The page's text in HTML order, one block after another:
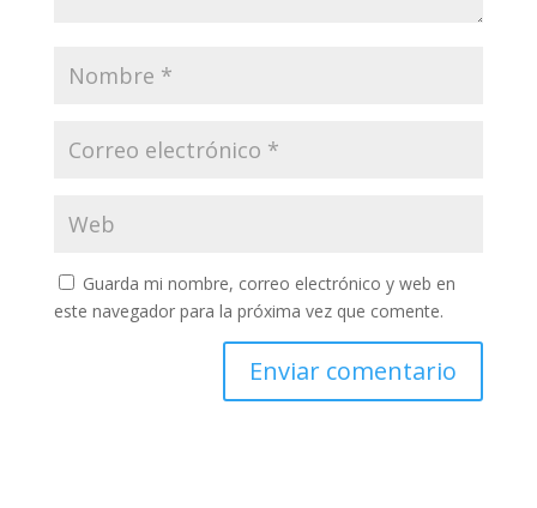
Guarda mi nombre, correo electrónico y web en
este navegador para la próxima vez que comente.